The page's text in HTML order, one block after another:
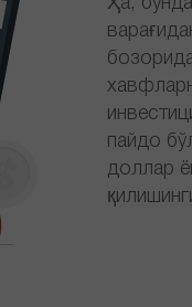
Ҳа,
пайдо
доллар